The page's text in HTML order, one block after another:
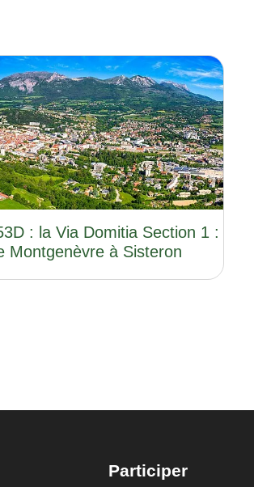
: la Via Domitia Section 1 :
Montgenèvre à Sisteron
Participer